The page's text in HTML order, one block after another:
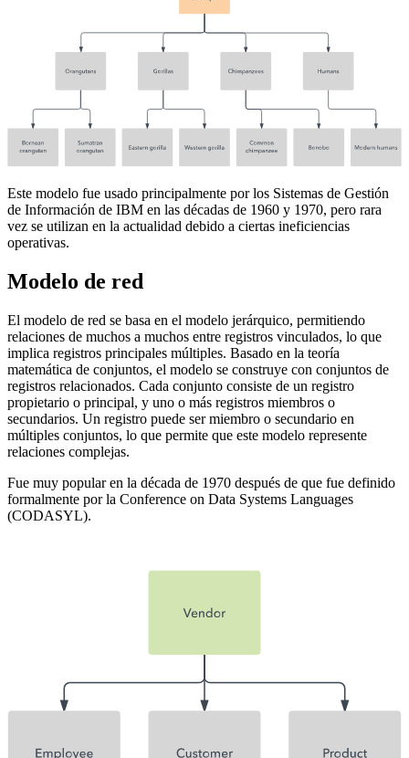
Este modelo fue usado principalmente por los Sistemas de Gestión
de Información de IBM en las décadas de 1960 y 1970, pero rara
vez se utilizan en la actualidad debido a ciertas ineficiencias
operativas.
Modelo de red
El modelo de red se basa en el modelo jerárquico, permitiendo
relaciones de muchos a muchos entre registros vinculados, lo que
implica registros principales múltiples. Basado en la teoría
matemática de conjuntos, el modelo se construye con conjuntos de
registros relacionados. Cada conjunto consiste de un registro
propietario o principal, y uno o más registros miembros o
secundarios. Un registro puede ser miembro o secundario en
múltiples conjuntos, lo que permite que este modelo represente
relaciones complejas.
Fue muy popular en la década de 1970 después de que fue definido
formalmente por la Conference on Data Systems Languages
(CODASYL).